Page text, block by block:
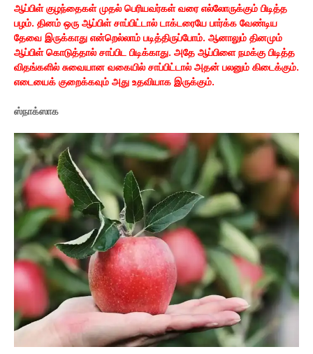
ஆப்பிள் குழந்தைகள் முதல் பெரியவர்கள் வரை எல்லோருக்கும் பிடித்த
பழம். தினம் ஒரு ஆப்பிள் சாப்பிட்டால் டாக்டரையே பார்க்க வேண்டிய
தேவை இருக்காது என்றெல்லாம் படித்திருப்போம். ஆனாலும் தினமும்
ஆப்பிள் கொடுத்தால் சாப்பிட பிடிக்காது. அதே ஆப்பிளை நமக்கு பிடித்த
விதங்களில் சுவையான வகையில் சாப்பிட்டால் அதன் பலனும் கிடைக்கும்.
எடையைக் குறைக்கவும் அது உதவியாக இருக்கும்.
​ஸ்நாக்ஸாக